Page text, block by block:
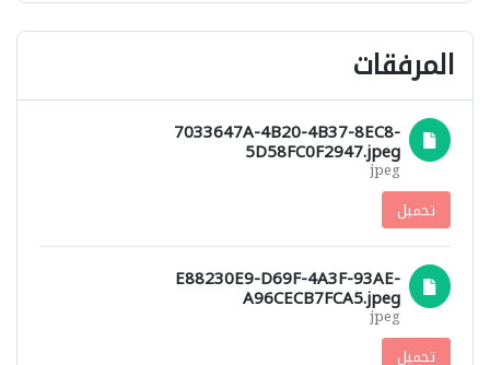
المرفقات
7033647A-4B20-4B37-8EC8-
5D58FC0F2947.jpeg
jpeg
تحميل
E88230E9-D69F-4A3F-93AE-
A96CECB7FCA5.jpeg
jpeg
تحميل